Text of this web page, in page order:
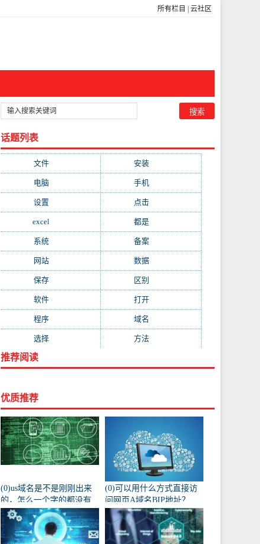
所有栏目 云社区
话题列表
文件(755) 安装
电脑(688) 手机
设置 点击
excel 都是
系统(495) 备案
网站(461) 数据
保存(438) 区别
软件(419) 打开
程序(387) 域名
选择(333) 方法
推荐阅读
优质推荐
(0)us域名是不是刚刚出来
的，怎么一个字的都没有
人注册阿？
(0)可以用什么方式直接访
问网页A域名BIP地址？